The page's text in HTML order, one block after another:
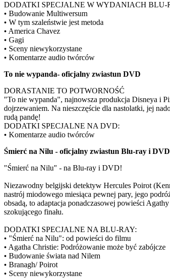
DODATKI SPECJALNE W WYDANIACH
• Budowanie Multiwersum
• W tym szaleństwie jest metoda
• America Chavez
• Gagi
• Sceny niewykorzystane
• Komentarze audio twórców
To nie wypanda- oficjalny zwiastun DVD
DORASTANIE TO POTWORNOŚĆ
"To nie wypanda", najnowsza produkcja Disneya i
dojrzewaniem. Na nieszczęście dla nastolatki, jej
rudą pandę!
DODATKI SPECJALNE NA DVD:
• Komentarze audio twórców
Śmierć na Nilu - oficjalny zwiastun Blu-ray i DVD
"Śmierć na Nilu" - na Blu-ray i DVD!
Niezawodny belgijski detektyw Hercules Poirot
nastrój miodowego miesiąca pewnej pary, jego
obsadą, to adaptacja ponadczasowej powieści
szokującego finału.
DODATKI SPECJALNE NA BLU-RAY:
• "Śmierć na Nilu": od powieści do filmu
• Agatha Christie: Podróżowanie może być zabójcze
• Budowanie świata nad Nilem
• Branagh/ Poirot
• Sceny niewykorzystane